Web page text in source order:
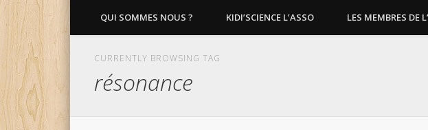
QUI SOMMES NOUS ? KIDI’SCIENCE L’ASSO LES MEMBRES DE
CURRENTLY BROWSING TAG
résonance